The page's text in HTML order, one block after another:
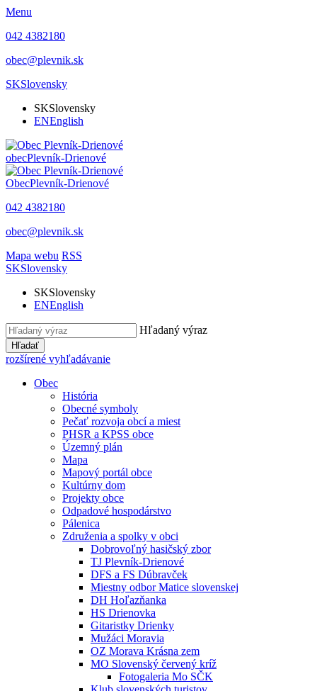
Menu
042 4382180
obec@plevnik.sk
SKSlovensky
SKSlovensky
ENEnglish
obecPlevník-Drienové
ObecPlevník-Drienové
042 4382180
obec@plevnik.sk
Mapa webu RSS
SKSlovensky
SKSlovensky
ENEnglish
Hľadaný výraz
Hľadať
rozšírené vyhľadávanie
Obec
História
Obecné symboly
Pečať rozvoja obcí a miest
PHSR a KPSS obce
Územný plán
Mapa
Mapový portál obce
Kultúrny dom
Projekty obce
Odpadové hospodárstvo
Pálenica
Združenia a spolky v obci
Dobrovoľný hasičský zbor
TJ Plevník-Drienové
DFS a FS Dúbravček
Miestny odbor Matice slovenskej
DH Hoľazňanka
HS Drienovka
Gitaristky Drienky
Mužáci Moravia
OZ Morava Krásna zem
MO Slovenský červený kríž
Fotogaleria Mo SČK